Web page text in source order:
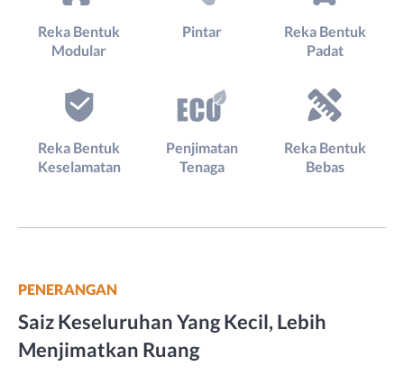
Reka Bentuk
Modular
Pintar
Reka Bentuk
Padat
Reka Bentuk
Keselamatan
Penjimatan
Tenaga
Reka Bentuk
Bebas
PENERANGAN
Saiz Keseluruhan Yang Kecil, Lebih
Menjimatkan Ruang